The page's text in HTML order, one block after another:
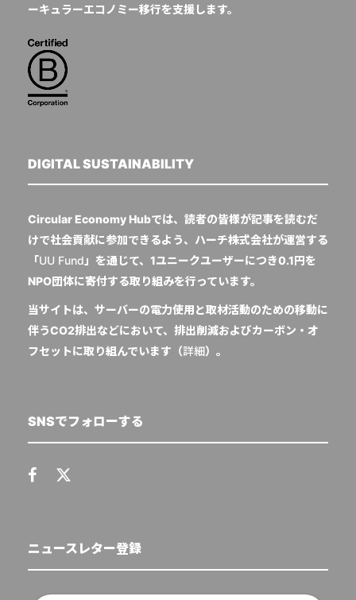
ーキュラーエコノミー移行を支援します。
DIGITAL SUSTAINABILITY
Circular Economy Hubでは、読者の皆様が記事を読むだ
けで社会貢献に参加できるよう、ハーチ株式会社が運営する
「UU Fund 」を通じて、1ユニークユーザーにつき0.1円を
NPO団体に寄付する取り組みを行っています。
当サイトは、サーバーの電力使用と取材活動のための移動に
伴うCO2排出などにおいて、排出削減およびカーボン・オ
フセットに取り組んでいます（詳細）。
SNSでフォローする
ニュースレター登録